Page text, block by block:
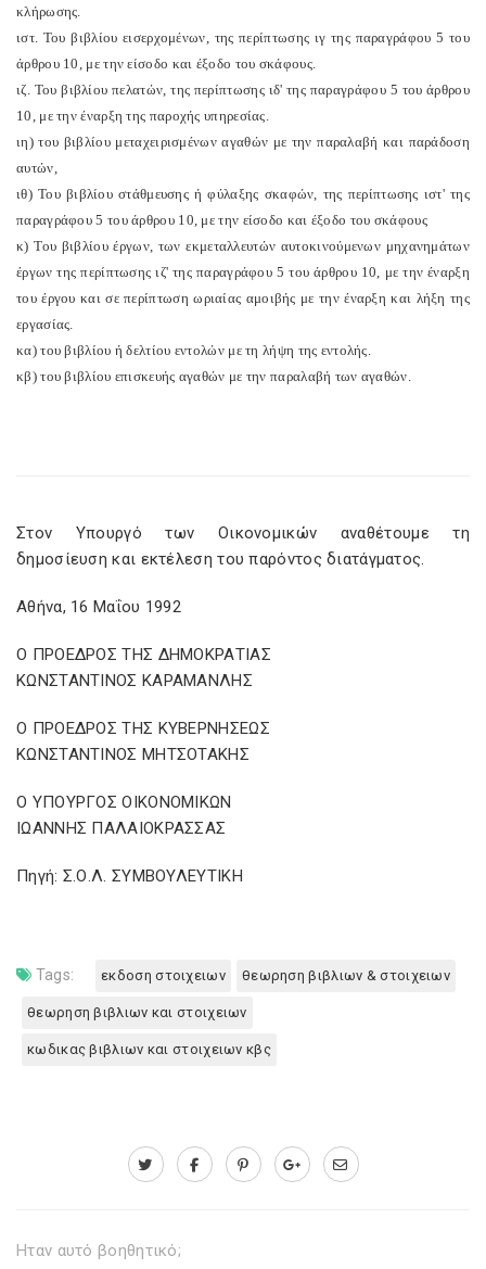
κλήρωσης.
ιστ. Του βιβλίου εισερχομένων, της περίπτωσης ιγ της παραγράφου 5 του
άρθρου 10, με την είσοδο και έξοδο του σκάφους.
ιζ. Του βιβλίου πελατών, της περίπτωσης ιδ' της παραγράφου 5 του άρθρου
10, με την έναρξη της παροχής υπηρεσίας.
ιη) του βιβλίου μεταχειρισμένων αγαθών με την παραλαβή και παράδοση
αυτών,
ιθ) Του βιβλίου στάθμευσης ή φύλαξης σκαφών, της περίπτωσης ιστ' της
παραγράφου 5 του άρθρου 10, με την είσοδο και έξοδο του σκάφους
κ) Του βιβλίου έργων, των εκμεταλλευτών αυτοκινούμενων μηχανημάτων
έργων της περίπτωσης ιζ' της παραγράφου 5 του άρθρου 10, με την έναρξη
του έργου και σε περίπτωση ωριαίας αμοιβής με την έναρξη και λήξη της
εργασίας.
κα) του βιβλίου ή δελτίου εντολών με τη λήψη της εντολής.
κβ) του βιβλίου επισκευής αγαθών με την παραλαβή των αγαθών.
Στον Υπουργό των Οικονομικών αναθέτουμε τη
δημοσίευση και εκτέλεση του παρόντος διατάγματος.
Αθήνα, 16 Μαΐου 1992
Ο ΠΡΟΕΔΡΟΣ ΤΗΣ ΔΗΜΟΚΡΑΤΙΑΣ
ΚΩΝΣΤΑΝΤΙΝΟΣ ΚΑΡΑΜΑΝΛΗΣ
Ο ΠΡΟΕΔΡΟΣ ΤΗΣ ΚΥΒΕΡΝΗΣΕΩΣ
ΚΩΝΣΤΑΝΤΙΝΟΣ ΜΗΤΣΟΤΑΚΗΣ
Ο ΥΠΟΥΡΓΟΣ ΟΙΚΟΝΟΜΙΚΩΝ
ΙΩΑΝΝΗΣ ΠΑΛΑΙΟΚΡΑΣΣΑΣ
Πηγή: Σ.Ο.Λ. ΣΥΜΒΟΥΛΕΥΤΙΚΗ
Tags: εκδοση στοιχειων θεωρηση βιβλιων & στοιχειων
θεωρηση βιβλιων και στοιχειων
κωδικας βιβλιων και στοιχειων κβς
Ηταν αυτό βοηθητικό;